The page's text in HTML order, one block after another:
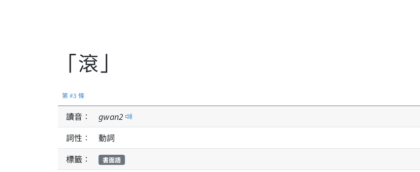
「滾」
第 #3 條
讀音： gwan2
詞性：
動詞
標籤：
書面語